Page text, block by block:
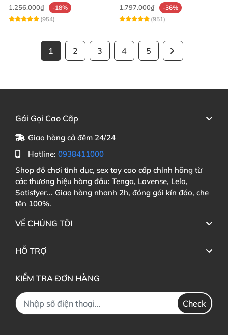
1.256.000₫
-18%
(954)
1.797.000₫
-36%
(951)
1 2 3 4 5
Gái Gọi Cao Cấp
Giao hàng cả đêm 24/24
Hotline: 0938411000
Shop đồ chơi tình dục, sex toy cao cấp chính hãng từ
các thương hiệu hàng đầu: Tenga, Lovense, Lelo,
Satisfyer... Giao hàng nhanh 2h, đóng gói kín đáo, che
tên 100%.
VỀ CHÚNG TÔI
HỖ TRỢ
KIỂM TRA ĐƠN HÀNG
Check